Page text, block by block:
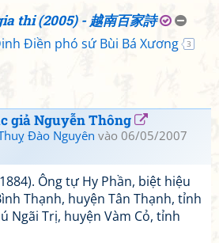
thi (2005) - 越南百家詩
Điền phó sứ Bùi Bá Xương 3
giả Nguyễn Thông
Đào Nguyên vào 06/05/2007
Ông tự Hy Phần, biệt hiệu
Thạnh, huyện Tân Thạnh, tỉnh
Ngãi Trị, huyện Vàm Cỏ, tỉnh